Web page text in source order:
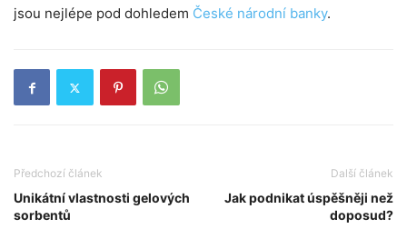
jsou nejlépe pod dohledem České národní banky.
Předchozí článek
Unikátní vlastnosti gelových
sorbentů
Další článek
Jak podnikat úspěšněji než
doposud?